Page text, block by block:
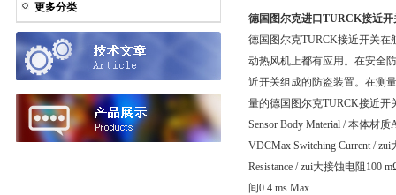
更多分类
德国图尔克进口TURCK接近开
德国图尔克TURCK接近开关在
动热风机上都有应用。在安全
近开关组成的防盗装置。在测
量的德国图尔克TURCK接近开
Sensor Body Material / 本体材
VDCMax Switching Current /
Resistance / zui大接蚀电阻100
间0.4 ms Max